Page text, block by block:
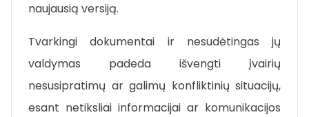
naujausią versiją.
Tvarkingi dokumentai ir nesudėtingas jų
valdymas padeda išvengti įvairių
nesusipratimų ar galimų konfliktinių situacijų,
esant netiksliai informacijai ar komunikacijos